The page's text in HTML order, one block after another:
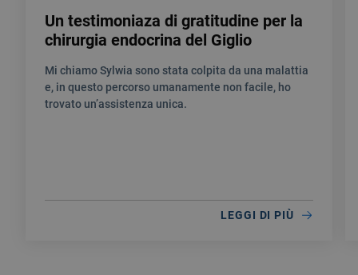
Un testimoniaza di gratitudine per la
chirurgia endocrina del Giglio
Mi chiamo Sylwia sono stata colpita da una malattia
e, in questo percorso umanamente non facile, ho
trovato un’assistenza unica.
LEGGI DI PIÙ